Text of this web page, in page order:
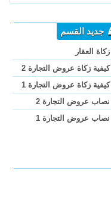
جديد القسم
زكاة العقار
كيفية زكاة عروض التجارة 2
كيفية زكاة عروض التجارة 1
نصاب عروض التجارة 2
نصاب عروض التجارة 1